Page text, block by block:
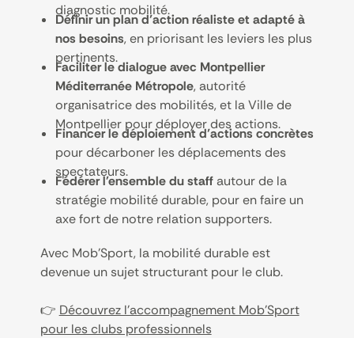
diagnostic mobilité.
Définir un plan d’action réaliste et adapté à
nos besoins, en priorisant les leviers les plus
pertinents.
Faciliter le dialogue avec Montpellier
Méditerranée Métropole, autorité
organisatrice des mobilités, et la Ville de
Montpellier pour déployer des actions.
Financer le déploiement d’actions concrètes
pour décarboner les déplacements des
spectateurs.
Fédérer l'ensemble du staffautour de la
stratégie mobilité durable, pour en faire un
axe fort de notre relation supporters.
Avec Mob’Sport, la mobilité durable est
devenue un sujet structurant pour le club.
👉 Découvrez l'accompagnement Mob'Sport
pour les clubs professionnels